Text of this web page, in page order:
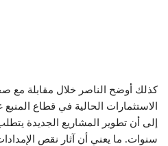
كذلك أوضح الناصر خلال مقابلة مع
الاستثمارات الحالية في قطاع
إلى أن تطوير المشاريع الجديدة
سنوات. ما يعني أن آثار نقص